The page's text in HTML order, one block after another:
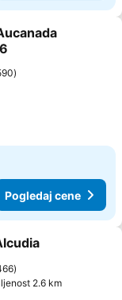
Pogledaj cene
2.6 km